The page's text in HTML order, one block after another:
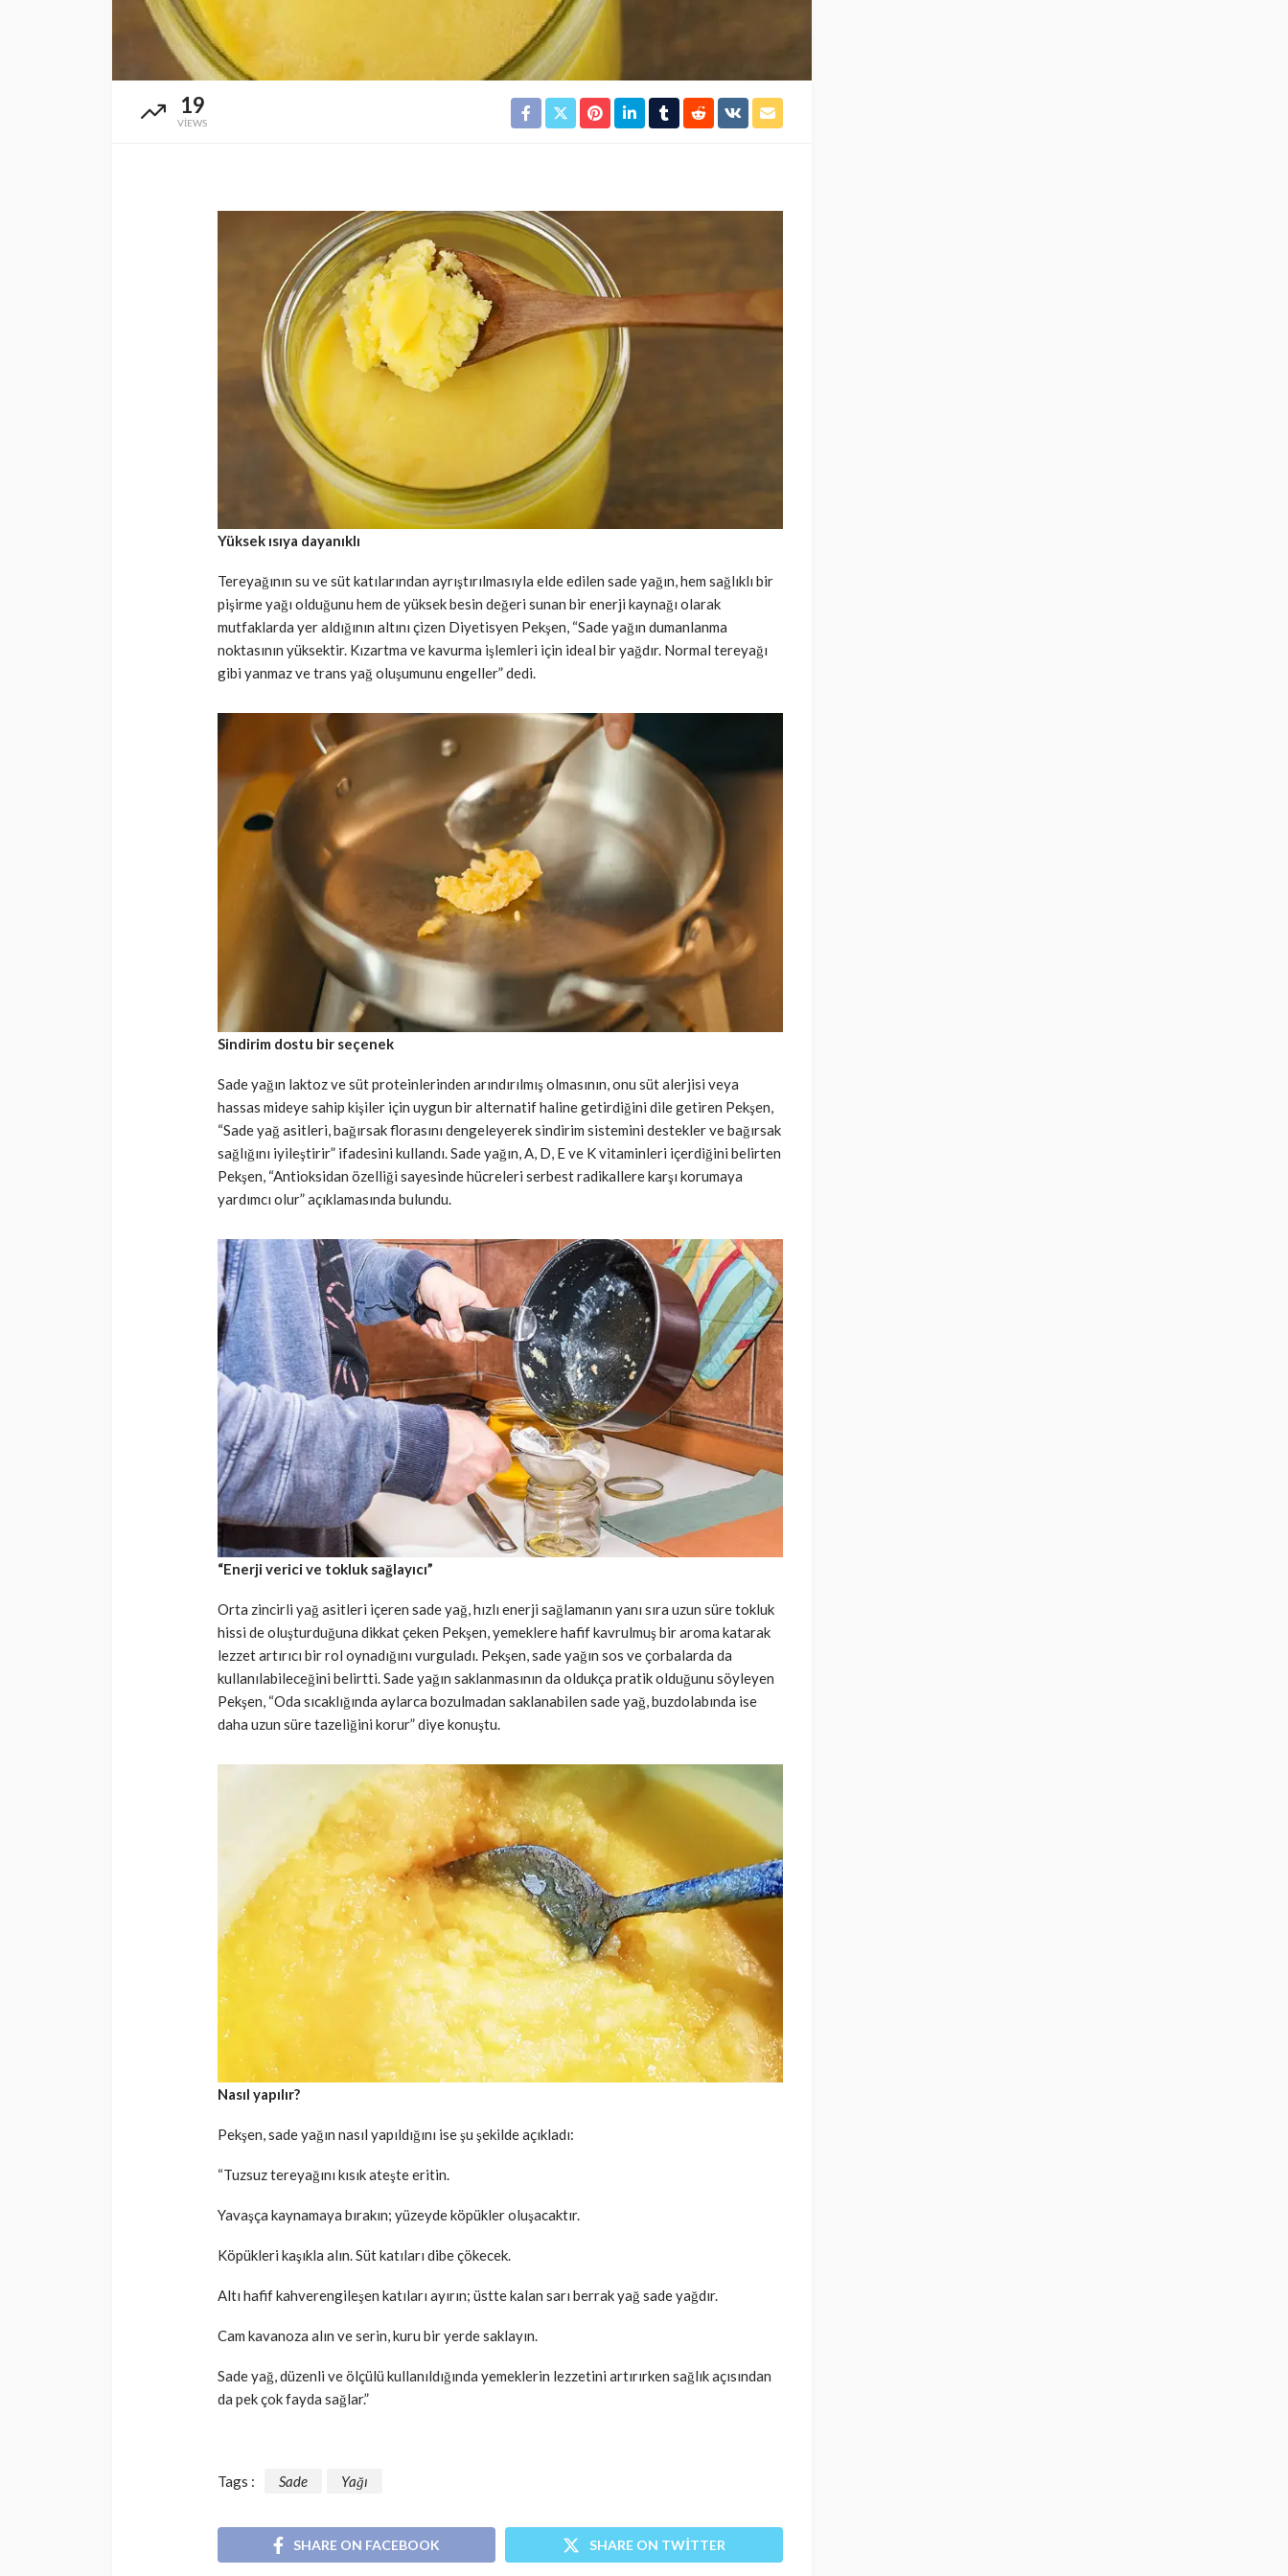
19
VIEWS
Yüksek ısıya dayanıklı
Tereyağının su ve süt katılarından ayrıştırılmasıyla elde edilen sade yağın, hem sağlıklı bir
pişirme yağı olduğunu hem de yüksek besin değeri sunan bir enerji kaynağı olarak
mutfaklarda yer aldığının altını çizen Diyetisyen Pekşen, “Sade yağın dumanlanma
noktasının yüksektir. Kızartma ve kavurma işlemleri için ideal bir yağdır. Normal tereyağı
gibi yanmaz ve trans yağ oluşumunu engeller” dedi.
Sindirim dostu bir seçenek
Sade yağın laktoz ve süt proteinlerinden arındırılmış olmasının, onu süt alerjisi veya
hassas mideye sahip kişiler için uygun bir alternatif haline getirdiğini dile getiren Pekşen,
“Sade yağ asitleri, bağırsak florasını dengeleyerek sindirim sistemini destekler ve bağırsak
sağlığını iyileştirir” ifadesini kullandı. Sade yağın, A, D, E ve K vitaminleri içerdiğini belirten
Pekşen, “Antioksidan özelliği sayesinde hücreleri serbest radikallere karşı korumaya
yardımcı olur” açıklamasında bulundu.
“Enerji verici ve tokluk sağlayıcı”
Orta zincirli yağ asitleri içeren sade yağ, hızlı enerji sağlamanın yanı sıra uzun süre tokluk
hissi de oluşturduğuna dikkat çeken Pekşen, yemeklere hafif kavrulmuş bir aroma katarak
lezzet artırıcı bir rol oynadığını vurguladı. Pekşen, sade yağın sos ve çorbalarda da
kullanılabileceğini belirtti. Sade yağın saklanmasının da oldukça pratik olduğunu söyleyen
Pekşen, “Oda sıcaklığında aylarca bozulmadan saklanabilen sade yağ, buzdolabında ise
daha uzun süre tazeliğini korur” diye konuştu.
Nasıl yapılır?
Pekşen, sade yağın nasıl yapıldığını ise şu şekilde açıkladı:
“Tuzsuz tereyağını kısık ateşte eritin.
Yavaşça kaynamaya bırakın; yüzeyde köpükler oluşacaktır.
Köpükleri kaşıkla alın. Süt katıları dibe çökecek.
Altı hafif kahverengileşen katıları ayırın; üstte kalan sarı berrak yağ sade yağdır.
Cam kavanoza alın ve serin, kuru bir yerde saklayın.
Sade yağ, düzenli ve ölçülü kullanıldığında yemeklerin lezzetini artırırken sağlık açısından
da pek çok fayda sağlar.”
Tags : Sade Yağı
SHARE ON FACEBOOK SHARE ON TWITTER